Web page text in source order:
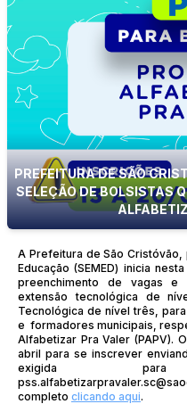
PREFEITURA DE SÃO
SELEÇÃO DE BOLSISTAS
A Prefeitura de São
Educação (SEMED) inicia
preenchimento de vagas
extensão tecnológica de
Tecnológica de nível três,
e formadores municipais,
Alfabetizar Pra Valer (PAPV).
abril para se inscrever
exigida
completo clicando aqui.